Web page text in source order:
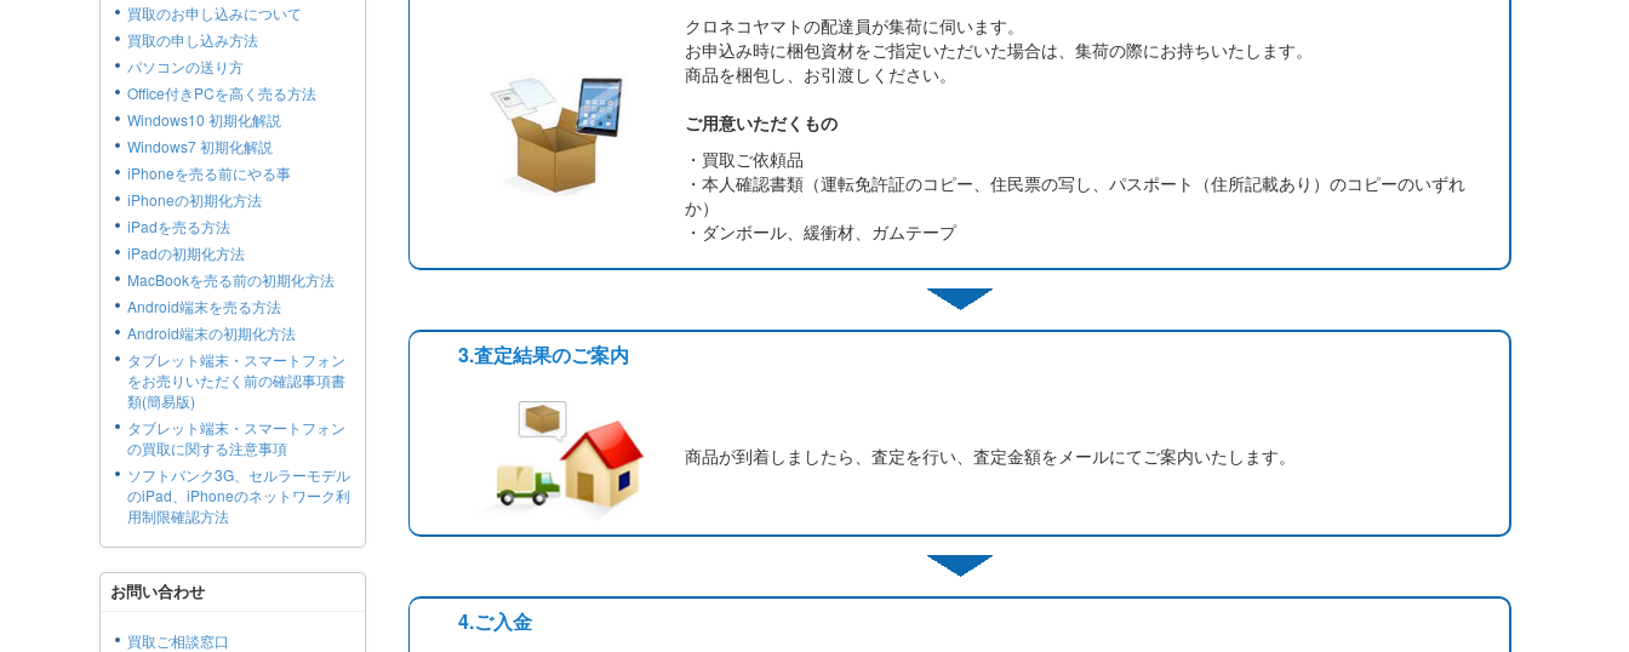
クロネコヤマトの配達員が集荷に伺います。
お申込み時に梱包資材をご指定いただいた場合は、集荷の際にお持ちいたします。
商品を梱包し、お引渡しください。
ご用意いただくもの
・買取ご依頼品
・本人確認書類（運転免許証のコピー、住民票の写し、パスポート（住所記載あり）のコピーのいずれ
か）
・ダンボール、緩衝材、ガムテープ
3.査定結果のご案内
商品が到着しましたら、査定を行い、査定金額をメールにてご案内いたします。
4.ご入金
買取のお申し込みについて
買取の申し込み方法
パソコンの送り方
Office付きPCを高く売る方法
Windows10 初期化解説
Windows7 初期化解説
iPhoneを売る前にやる事
iPhoneの初期化方法
iPadを売る方法
iPadの初期化方法
MacBookを売る前の初期化方法
Android端末を売る方法
Android端末の初期化方法
タブレット端末・スマートフォン
をお売りいただく前の確認事項書
類(簡易版)
タブレット端末・スマートフォン
の買取に関する注意事項
ソフトバンク3G、セルラーモデル
のiPad、iPhoneのネットワーク利
用制限確認方法
お問い合わせ
買取ご相談窓口